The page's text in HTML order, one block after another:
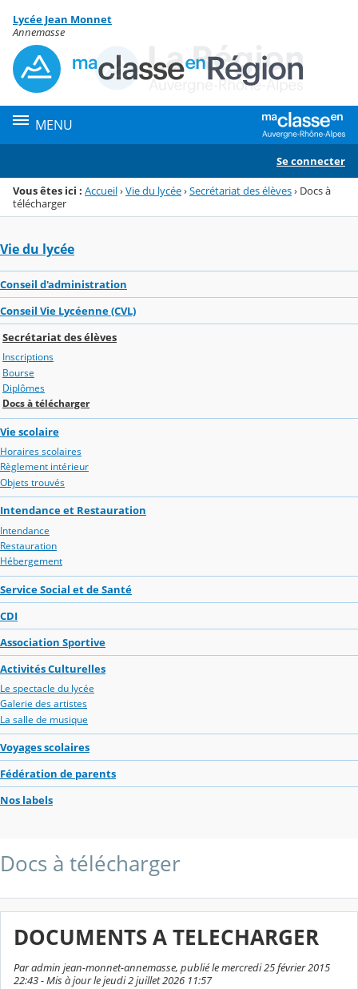
Menu de la rubrique
Contenu
Lycée Jean Monnet
Annemasse
MENU
Se connecter
Vous êtes ici : Accueil›Vie du lycée›Secrétariat des élèves› Docs à
télécharger
Vie du lycée
Conseil d'administration
Conseil Vie Lycéenne (CVL)
Secrétariat des élèves
Inscriptions
Bourse
Diplômes
Docs à télécharger
Vie scolaire
Horaires scolaires
Règlement intérieur
Objets trouvés
Intendance et Restauration
Intendance
Restauration
Hébergement
Service Social et de Santé
CDI
Association Sportive
Activités Culturelles
Le spectacle du lycée
Galerie des artistes
La salle de musique
Voyages scolaires
Fédération de parents
Nos labels
Docs à télécharger
DOCUMENTS A TELECHARGER
Par admin jean-monnet-annemasse, publié le mercredi 25 février 2015
22:43 - Mis à jour le jeudi 2 juillet 2026 11:57